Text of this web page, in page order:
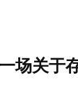
场关于